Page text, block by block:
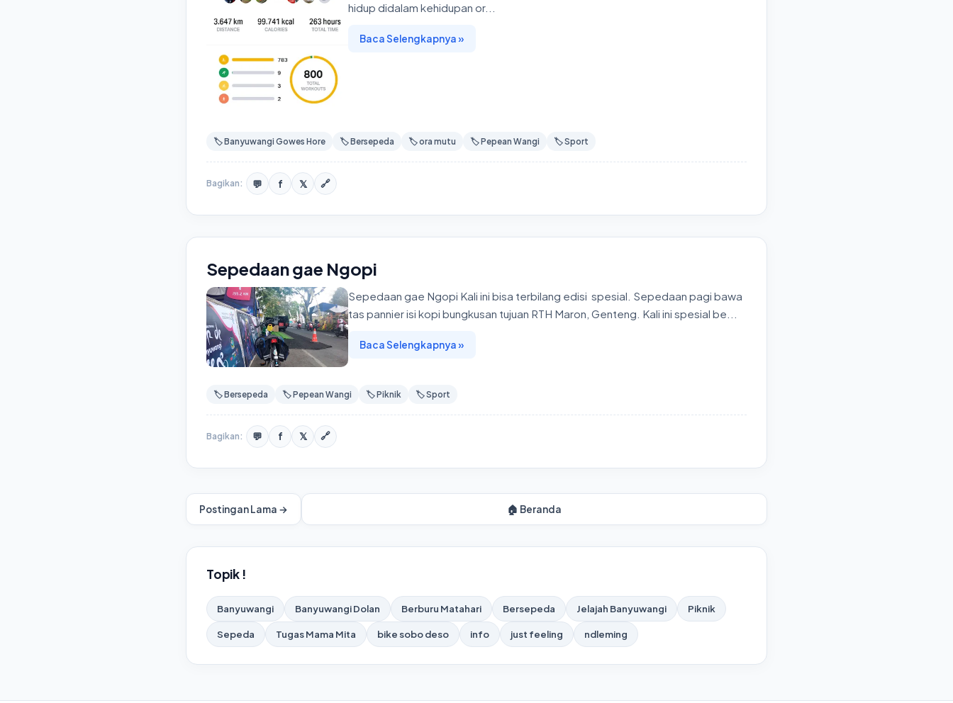
hidup didalam kehidupan or...
Baca Selengkapnya »
🏷️ Banyuwangi Gowes Hore 🏷️ Bersepeda 🏷️ ora mutu 🏷️ Pepean Wangi 🏷️ Sport
Bagikan: 💬 f 𝕏 🔗
Sepedaan gae Ngopi
Sepedaan gae Ngopi Kali ini bisa terbilang edisi spesial. Sepedaan pagi bawa
tas pannier isi kopi bungkusan tujuan RTH Maron, Genteng. Kali ini spesial be...
Baca Selengkapnya »
🏷️ Bersepeda 🏷️ Pepean Wangi 🏷️ Piknik 🏷️ Sport
Bagikan: 💬 f 𝕏 🔗
Postingan Lama → 🏠 Beranda
Topik !
Banyuwangi Banyuwangi Dolan Berburu Matahari Bersepeda Jelajah Banyuwangi Piknik
Sepeda Tugas Mama Mita bike sobo deso info just feeling ndleming